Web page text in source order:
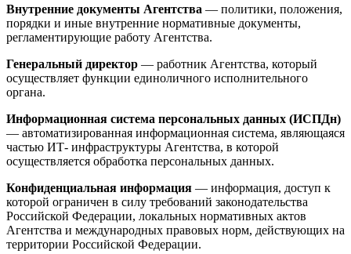
Внутренние документы Агентства — политики, положения,
порядки и иные внутренние нормативные документы,
регламентирующие работу Агентства.
Генеральный директор — работник Агентства, который
осуществляет функции единоличного исполнительного
органа.
Информационная система персональных данных (ИСПДн)
— автоматизированная информационная система, являющаяся
частью ИТ- инфраструктуры Агентства, в которой
осуществляется обработка персональных данных.
Конфиденциальная информация — информация, доступ к
которой ограничен в силу требований законодательства
Российской Федерации, локальных нормативных актов
Агентства и международных правовых норм, действующих на
территории Российской Федерации.